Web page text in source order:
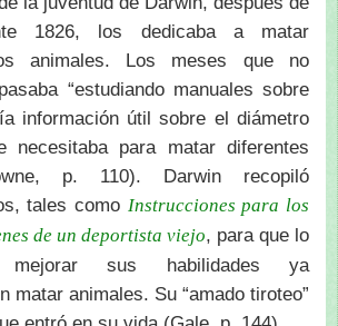
1826, los dedicaba a matar
animales. Los meses que no
“estudiando manuales sobre
información útil sobre el diámetro
necesitaba para matar diferentes
p. 110). Darwin recopiló
tales como Instrucciones para los
de un deportista viejo, para que lo
sus habilidades ya
matar animales. Su “amado tiroteo”